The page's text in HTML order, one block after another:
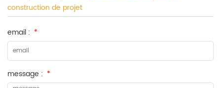
construction de projet
email : *
message : *